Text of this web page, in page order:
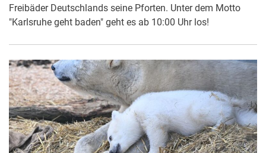
Freibäder Deutschlands seine Pforten. Unter dem Motto
"Karlsruhe geht baden" geht es ab 10:00 Uhr los!